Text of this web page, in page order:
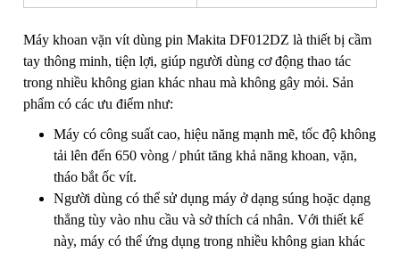
Máy khoan vặn vít dùng pin Makita DF012DZ là thiết bị cầm
tay thông minh, tiện lợi, giúp người dùng cơ động thao tác
trong nhiều không gian khác nhau mà không gây mỏi. Sản
phẩm có các ưu điểm như:
Máy có công suất cao, hiệu năng mạnh mẽ, tốc độ không
tải lên đến 650 vòng / phút tăng khả năng khoan, vặn,
tháo bắt ốc vít.
Người dùng có thể sử dụng máy ở dạng súng hoặc dạng
thẳng tùy vào nhu cầu và sở thích cá nhân. Với thiết kế
này, máy có thể ứng dụng trong nhiều không gian khác